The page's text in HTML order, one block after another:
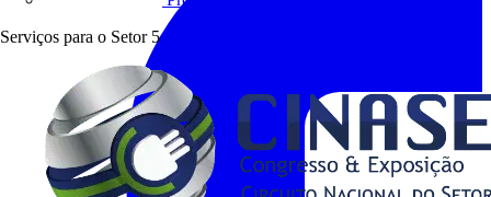
Serviços para o Setor 5